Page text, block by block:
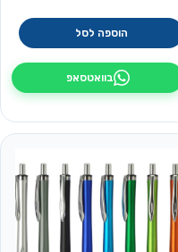
הוספה לסל
בוואטסאפ